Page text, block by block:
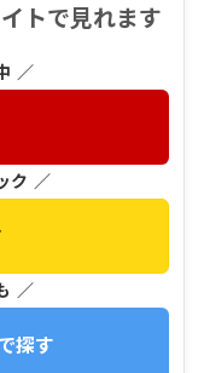
トで見れます
／
ク ／
／
探す